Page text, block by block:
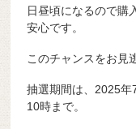
日昼頃になるので購
安心です。
このチャンスをお見
抽選期間は、2025年
10時まで。